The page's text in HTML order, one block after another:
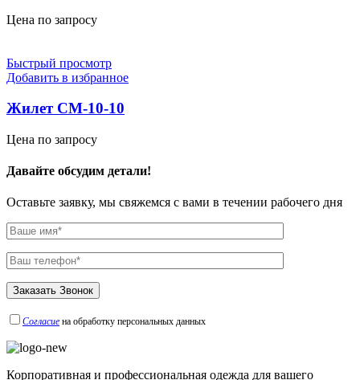
Цена по запросу
Быстрый просмотр
Добавить в избранное
Жилет СМ-10-10
Цена по запросу
Давайте обсудим детали!
Оставьте заявку, мы свяжемся с вами в течении рабочего дня
Согласие на обработку персональных данных
Корпоративная и профессиональная одежда для вашего